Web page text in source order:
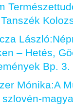
– Hetés,
Bp.
Mónika:A